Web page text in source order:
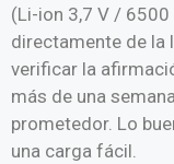
(Li-ion 3,7 V /
directamente de la
verificar la
más de una
prometedor. Lo
una carga fácil.